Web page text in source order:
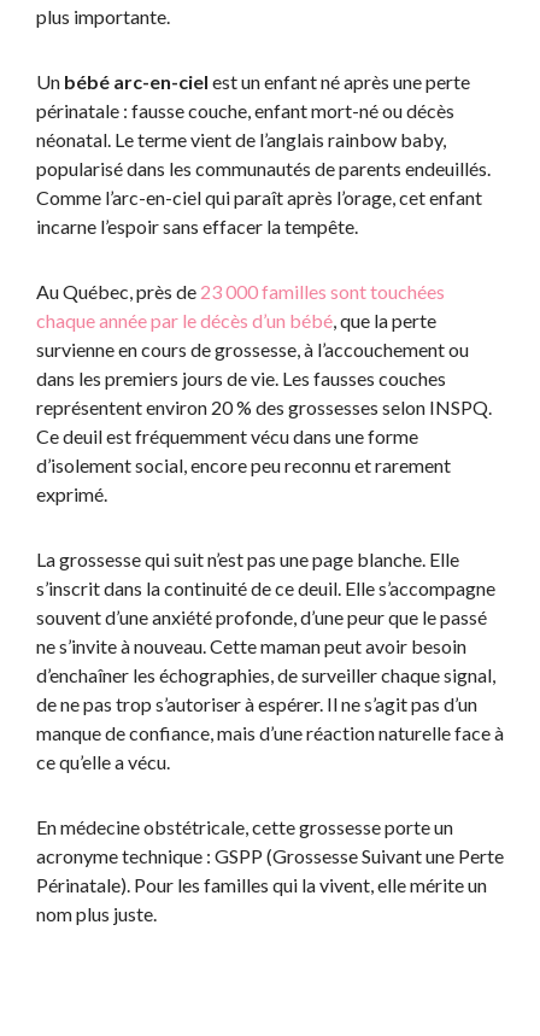
plus importante.
Un bébé arc-en-ciel est un enfant né après une perte
périnatale : fausse couche, enfant mort-né ou décès
néonatal. Le terme vient de l’anglais rainbow baby,
popularisé dans les communautés de parents endeuillés.
Comme l’arc-en-ciel qui paraît après l’orage, cet enfant
incarne l’espoir sans effacer la tempête.
Au Québec, près de 23 000 familles sont touchées
chaque année par le décès d’un bébé, que la perte
survienne en cours de grossesse, à l’accouchement ou
dans les premiers jours de vie. Les fausses couches
représentent environ 20 % des grossesses selon INSPQ.
Ce deuil est fréquemment vécu dans une forme
d’isolement social, encore peu reconnu et rarement
exprimé.
La grossesse qui suit n’est pas une page blanche. Elle
s’inscrit dans la continuité de ce deuil. Elle s’accompagne
souvent d’une anxiété profonde, d’une peur que le passé
ne s’invite à nouveau. Cette maman peut avoir besoin
d’enchaîner les échographies, de surveiller chaque signal,
de ne pas trop s’autoriser à espérer. Il ne s’agit pas d’un
manque de confiance, mais d’une réaction naturelle face à
ce qu’elle a vécu.
En médecine obstétricale, cette grossesse porte un
acronyme technique : GSPP (Grossesse Suivant une Perte
Périnatale). Pour les familles qui la vivent, elle mérite un
nom plus juste.